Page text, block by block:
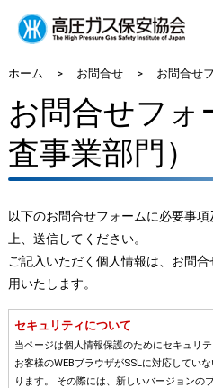
ホーム > お問合せ > お問合せ
お問合せフォ
査事業部門）
以下のお問合せフォームに必要事
上、送信してください。
ご記入いただく個人情報は、お問
用いたします。
セキュリティについて
当ページは個人情報保護のためにセキュリ
お客様のWEBブラウザがSSLに対応してい
ります。 その際には、新しいバージョンの